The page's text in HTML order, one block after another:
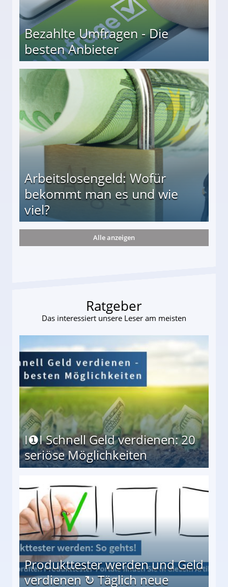
Bezahlte Umfragen - Die
besten Anbieter
Arbeitslosengeld: Wofür
bekommt man es und wie
viel?
und wie viel?
Alle anzeigen
Ratgeber
Das interessiert unsere Leser am meisten
I❶I Schnell Geld verdienen: 20
seriöse Möglichkeiten
Produkttester werden und Geld
verdienen ↻ Täglich neue